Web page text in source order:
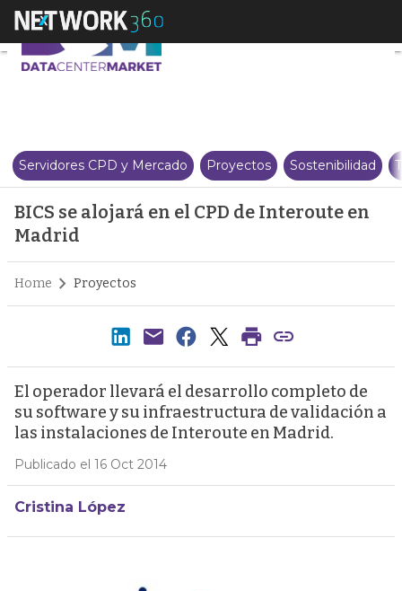
BICS se alojará en el CPD de
Servidores CPD y Mercado Proyectos Sostenibilidad
BICS se alojará en el CPD de Interoute en
Madrid
Home Proyectos
El operador llevará el desarrollo completo de
su software y su infraestructura de validación a
las instalaciones de Interoute en Madrid.
Publicado el 16 Oct 2014
Cristina López